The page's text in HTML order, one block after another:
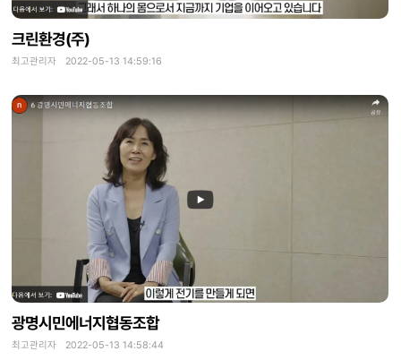
크린환경(주)
최고관리자 2022-05-13 14:59:16
광명시민에너지협동조합
최고관리자 2022-05-13 14:58:44